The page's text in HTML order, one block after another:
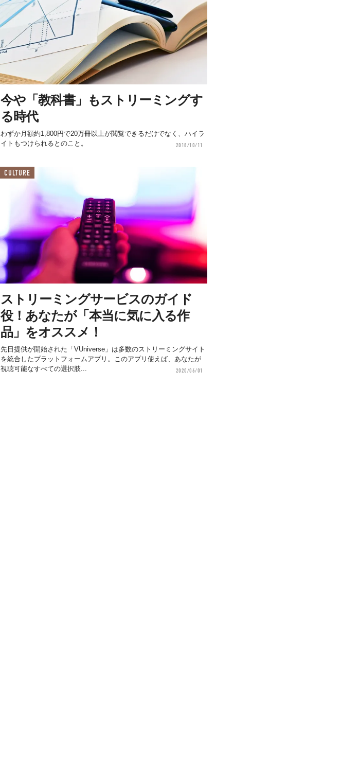
今や「教科書」もストリーミングす
る時代
わずか月額約1,800円で20万冊以上が閲覧できるだけでなく、ハイラ
イトもつけられるとのこと。
2018/10/11
CULTURE
ストリーミングサービスのガイド
役！あなたが「本当に気に入る作
品」をオススメ！
先日提供が開始された「VUniverse」は多数のストリーミングサイト
を統合したプラットフォームアプリ。このアプリ使えば、あなたが
視聴可能なすべての選択肢...
2020/06/01